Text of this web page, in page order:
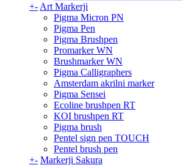
+- Art Markerji
Pigma Micron PN
Pigma Pen
Pigma Brushpen
Promarker WN
Brushmarker WN
Pigma Calligraphers
Amsterdam akrilni marker
Pigma Sensei
Ecoline brushpen RT
KOI brushpen RT
Pigma brush
Pentel sign pen TOUCH
Pentel brush pen
+- Markerji Sakura